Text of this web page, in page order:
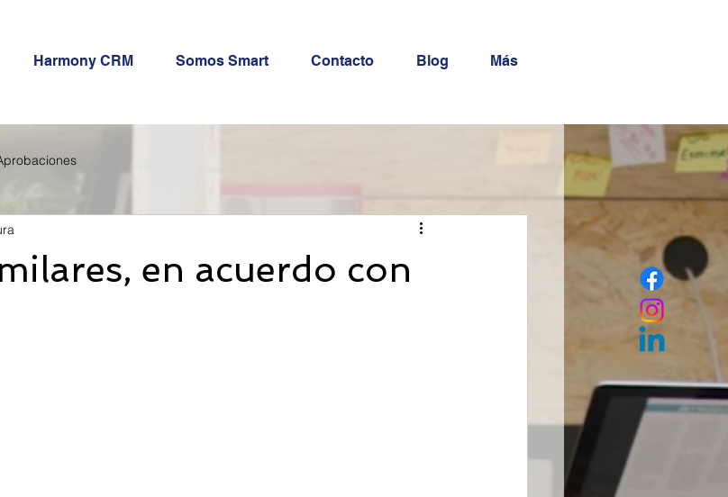
Harmony CRM Somos Smart Contacto Blog Más
en acuerdo con